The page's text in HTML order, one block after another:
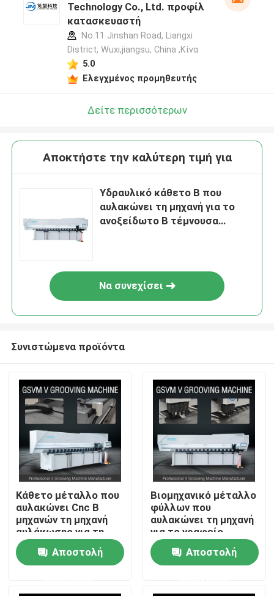
Σπίτι
Σχετικά με εμάς
Επαφές
Technology Co., Ltd. προφίλ
κατασκευαστή
No.11 Jinshan Road, Liangxi
District, Wuxi,jiangsu, China ,Κίνα
5.0
Ελεγχμένος προμηθευτής
Δείτε περισσότερων
Αποκτήστε την καλύτερη τιμή για
Υδραυλικό κάθετο Β που
αυλακώνει τη μηχανή για το
ανοξείδωτο Β τέμνουσα
Να συνεχίσει
Συνιστώμενα προϊόντα
Κάθετο μέταλλο που
αυλακώνει Cnc Β
μηχανών τη μηχανή
αυλάκωσης για τη
διακόσμηση 1250mm
Αποστολή
Βιομηχανικό μέταλλο
φύλλων που
αυλακώνει τη μηχανή
για το γραφείο
ντουλαπιών που
κατασκευάζει τη
μηχανή
Αποστολή